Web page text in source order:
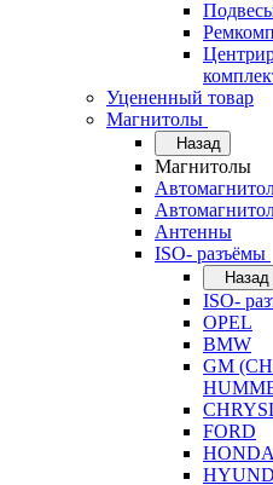
Уцененный товар
Магнитолы
Назад
Магнитолы
Антенны
ISO- разъёмы
Назад
ISO-
OPEL
BMW
GM
FORD